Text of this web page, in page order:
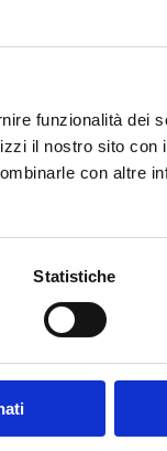
funzionalità dei
il nostro sito con
con altre
Statistiche